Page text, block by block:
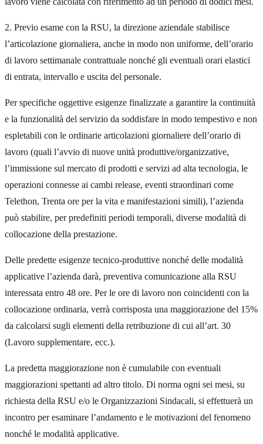
2. Previo esame con la RSU, la direzione aziendale stabilisce
l’articolazione giornaliera, anche in modo non uniforme, dell’orario
di lavoro settimanale contrattuale nonché gli eventuali orari elastici
di entrata, intervallo e uscita del personale.
Per specifiche oggettive esigenze finalizzate a garantire la continuità
e la funzionalità del servizio da soddisfare in modo tempestivo e non
espletabili con le ordinarie articolazioni giornaliere dell’orario di
lavoro (quali l’avvio di nuove unità produttive/organizzative,
l’immissione sul mercato di prodotti e servizi ad alta tecnologia, le
operazioni connesse ai cambi release, eventi straordinari come
Telethon, Trenta ore per la vita e manifestazioni simili), l’azienda
può stabilire, per predefiniti periodi temporali, diverse modalità di
collocazione della prestazione.
Delle predette esigenze tecnico-produttive nonché delle modalità
applicative l’azienda darà, preventiva comunicazione alla RSU
interessata entro 48 ore. Per le ore di lavoro non coincidenti con la
collocazione ordinaria, verrà corrisposta una maggiorazione del 15%
da calcolarsi sugli elementi della retribuzione di cui all’art. 30
(Lavoro supplementare, ecc.).
La predetta maggiorazione non è cumulabile con eventuali
maggiorazioni spettanti ad altro titolo. Di norma ogni sei mesi, su
richiesta della RSU e/o le Organizzazioni Sindacali, si effettuerà un
incontro per esaminare l’andamento e le motivazioni del fenomeno
nonché le modalità applicative.